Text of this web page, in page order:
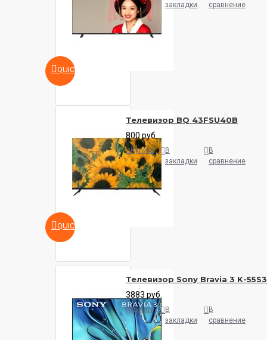
QUICKVIEW
закладки
сравнение
QUICKVIEW
Телевизор BQ 43FSU40B
800 руб.
Купить
В
закладки
В
сравнение
Телевизор Sony Bravia 3 K-
3883 руб.
Купить
В
закладки
В
сравнение